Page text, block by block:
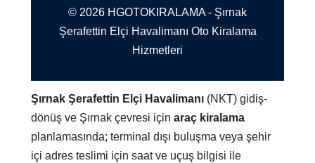
© 2026 HGOTOKIRALAMA - Şırnak
Şerafettin Elçi Havalimanı Oto Kiralama
Hizmetleri
Şırnak Şerafettin Elçi Havalimanı (NKT) gidiş-
dönüş ve Şırnak çevresi içinaraç kiralama
planlamasında; terminal dışı buluşma veya şehir
içi adres teslimi için saat ve uçuş bilgisi ile